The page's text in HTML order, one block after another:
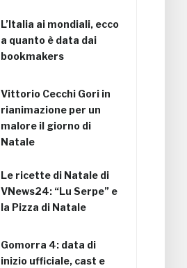
L’Italia ai mondiali, ecco
a quanto è data dai
bookmakers
Vittorio Cecchi Gori in
rianimazione per un
malore il giorno di
Natale
Le ricette di Natale di
VNews24: “Lu Serpe” e
la Pizza di Natale
Gomorra 4: data di
inizio ufficiale, cast e